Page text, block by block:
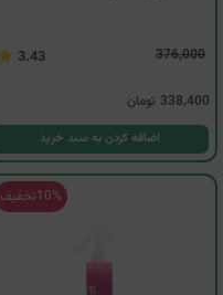
376,000
3.43
338,400 تومان
اضافه کردن به سبد خرید
10%تخفیف